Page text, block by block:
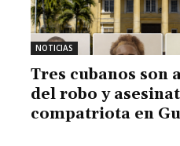
NOTICIAS
Tres cubanos son
del robo y
compatriota en